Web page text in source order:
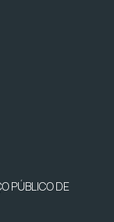
PÚBLICO DE